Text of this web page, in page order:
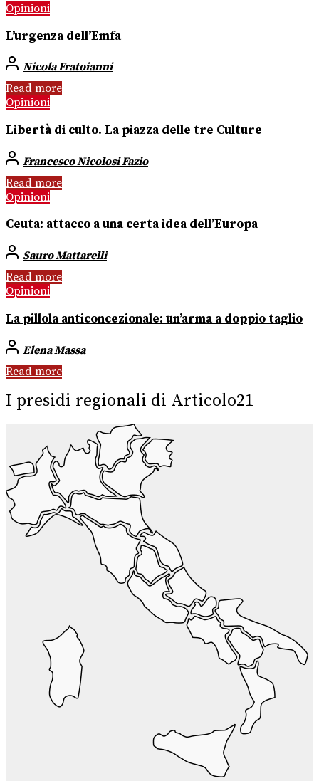
Opinioni
L’urgenza dell’Emfa
Nicola Fratoianni
Read more
Opinioni
Libertà di culto. La piazza delle tre Culture
Francesco Nicolosi Fazio
Read more
Opinioni
Ceuta: attacco a una certa idea dell’Europa
Sauro Mattarelli
Read more
Opinioni
La pillola anticoncezionale: un’arma a doppio taglio
Elena Massa
Read more
I presidi regionali di Articolo21